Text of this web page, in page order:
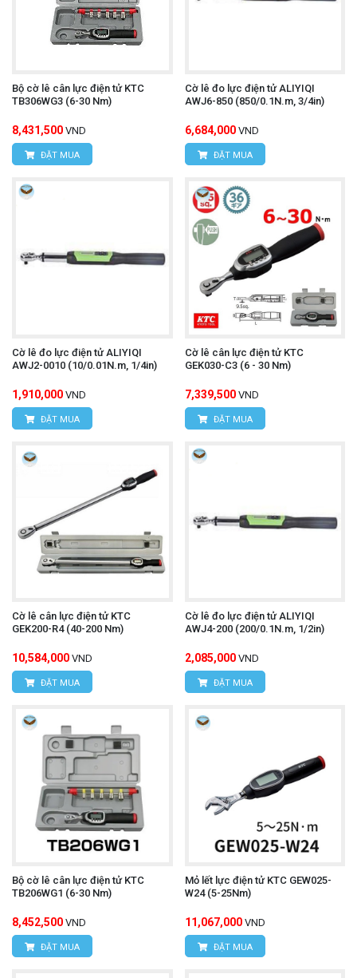
Bộ cờ lê cân lực điện tử KTC
TB306WG3 (6-30 Nm)
8,431,500 VND
ĐẶT MUA
Cờ lê đo lực điện tử ALIYIQI
AWJ6-850 (850/0.1N.m, 3/4in)
6,684,000 VND
ĐẶT MUA
Cờ lê đo lực điện tử ALIYIQI
AWJ2-0010 (10/0.01N.m, 1/4in)
1,910,000 VND
ĐẶT MUA
Cờ lê cân lực điện tử KTC
GEK030-C3 (6 - 30 Nm)
7,339,500 VND
ĐẶT MUA
Cờ lê cân lực điện tử KTC
GEK200-R4 (40-200 Nm)
10,584,000 VND
ĐẶT MUA
Cờ lê đo lực điện tử ALIYIQI
AWJ4-200 (200/0.1N.m, 1/2in)
2,085,000 VND
ĐẶT MUA
Bộ cờ lê cân lực điện tử KTC
TB206WG1 (6-30 Nm)
8,452,500 VND
ĐẶT MUA
Mỏ lết lực điện tử KTC GEW025-
W24 (5-25Nm)
11,067,000 VND
ĐẶT MUA